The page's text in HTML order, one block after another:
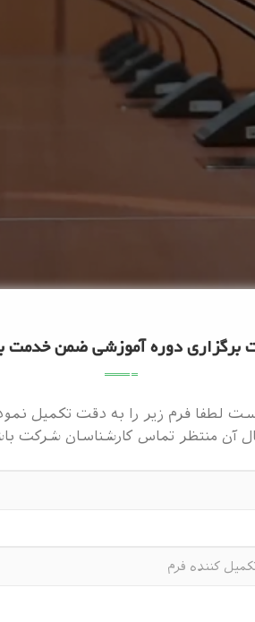
برگزاری دوره آموزشی ضمن خدمت
لطفا فرم زیر را به دقت تکمیل
آن منتظر تماس کارشناسان شرکت